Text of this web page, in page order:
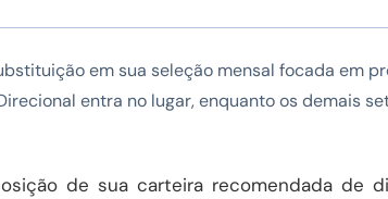
em sua seleção mensal focada em
entra no lugar, enquanto os demais
de sua carteira recomendada de